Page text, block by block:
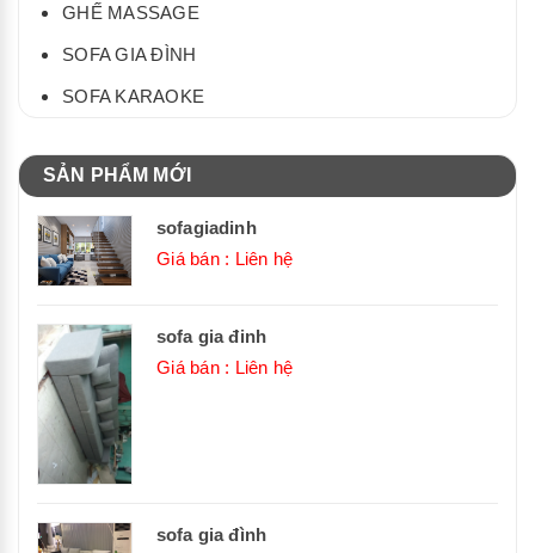
GHẾ MASSAGE
SOFA GIA ĐÌNH
SOFA KARAOKE
SẢN PHẨM MỚI
sofagiadinh
Giá bán : Liên hệ
sofa gia đinh
Giá bán : Liên hệ
sofa gia đình